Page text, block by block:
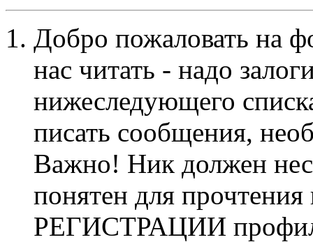
Добро пожаловать на
нас читать - надо
нижеследующего
писать сообщения,
Важно! Ник должен
понятен для
РЕГИСТРАЦИИ профиль